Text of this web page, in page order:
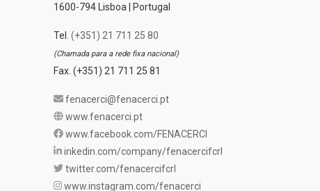
1600-794 Lisboa | Portugal
Tel. (+351) 21 711 25 80
(Chamada para a rede fixa nacional)
Fax. (+351) 21 711 25 81
fenacerci@fenacerci.pt
www.fenacerci.pt
www.facebook.com/FENACERCI
inkedin.com/company/fenacercifcrl
twitter.com/fenacercifcrl
www.instagram.com/fenacerci